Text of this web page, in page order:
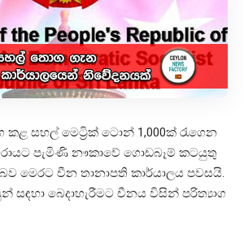
කළ සහල් මෙට්‍රික් ටොන් 1,000ක් රැගෙන
පැමිණි නෟකාවේ ගොඩබෑම් කටයුතු
මෙරට චීන තානාපති කාර්යාලය පවසයි.
සඳහා බෙදාහැරීමට චීනය විසින් පරිත්‍යාග